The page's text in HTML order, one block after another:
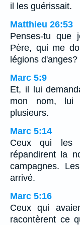
il les guérissait.
Matthieu 26:53
Penses-tu que
Père, qui me
légions d'anges?
Marc 5:9
Et, il lui
mon nom, lui
plusieurs.
Marc 5:14
Ceux qui les
répandirent la
campagnes.
arrivé.
Marc 5:16
Ceux qui
racontèrent ce